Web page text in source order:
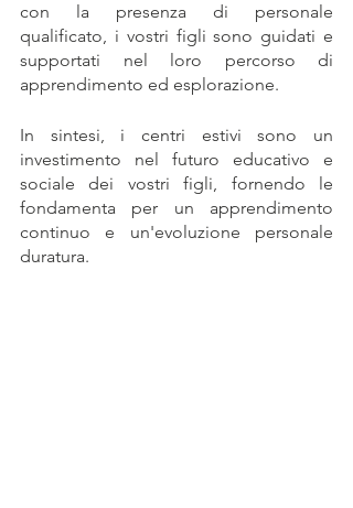
con la presenza di personale
qualificato, i vostri figli sono guidati e
supportati nel loro percorso di
apprendimento ed esplorazione.
In sintesi, i centri estivi sono un
investimento nel futuro educativo e
sociale dei vostri figli, fornendo le
fondamenta per un apprendimento
continuo e un'evoluzione personale
duratura.